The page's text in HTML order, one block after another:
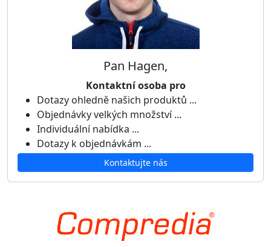
Pan Hagen,
Kontaktní osoba pro
Dotazy ohledně našich produktů ...
Objednávky velkých množství ...
Individuální nabídka ...
Dotazy k objednávkám ...
Kontaktujte nás